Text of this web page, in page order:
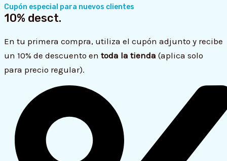
aquí
y
Enter...
Cupón especial para nuevos clientes
10% desct.
En tu primera compra, utiliza el cupón adjunto y recibe
un 10% de descuento en toda la tienda (aplica solo
para precio regular).